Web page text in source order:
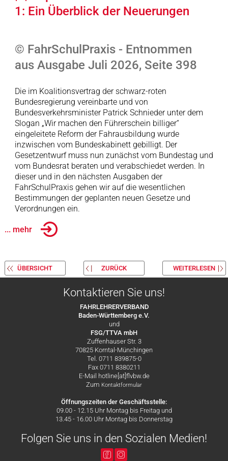
1: Ein Überblick der Neuerungen
© FahrSchulPraxis - Entnommen
aus Ausgabe Juli 2026, Seite 398
Die im Koalitionsvertrag der schwarz-roten
Bundesregierung vereinbarte und von
Bundesverkehrsminister Patrick Schnieder unter dem
Slogan „Wir machen den Führerschein billiger“
eingeleitete Reform der Fahrausbildung wurde
inzwischen vom Bundeskabinett gebilligt. Der
Gesetzentwurf muss nun zunächst vom Bundestag und
vom Bundesrat beraten und verabschiedet werden. In
dieser und in den nächsten Ausgaben der
FahrSchulPraxis gehen wir auf die wesentlichen
Bestimmungen der geplanten neuen Gesetze und
Verordnungen ein.
... mehr
ÜBERSICHT ZURÜCK WEITERLESEN
Kontaktieren Sie uns!
FAHRLEHRERVERBAND
Baden-Württemberg e.V.
und
FSG/TTVA mbH
Zuffenhauser Str. 3
70825 Korntal-Münchingen
Tel. 0711 839875-0
Fax 0711 8380211
E-Mail hotline[at]flvbw.de
Zum Kontaktformular
Öffnungszeiten der Geschäftsstelle:
09.00 - 12.15 Uhr Montag bis Freitag und
13.45 - 16.00 Uhr Montag bis Donnerstag
Folgen Sie uns in den Sozialen Medien!